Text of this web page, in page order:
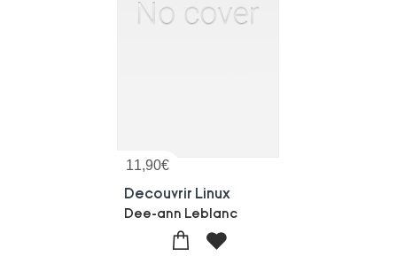
11,90€
Decouvrir Linux
Dee-ann Leblanc